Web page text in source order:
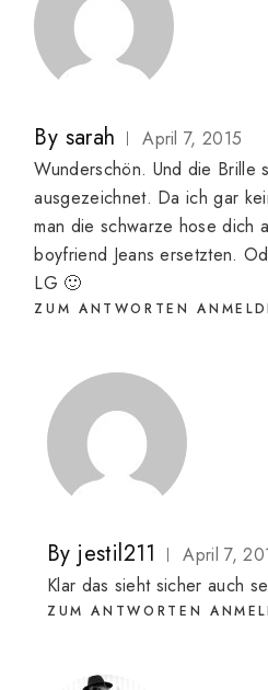
By sarah
April 7, 2015
Wunderschön. Und die Brille
ausgezeichnet. Da ich gar
man die schwarze hose dich
boyfriend Jeans ersetzten.
LG 🙂
ZUM ANTWORTEN
By jestil211
April 7,
Klar das sieht sicher auch
ZUM ANTWORTEN